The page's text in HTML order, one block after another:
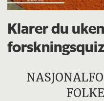
Klarer du